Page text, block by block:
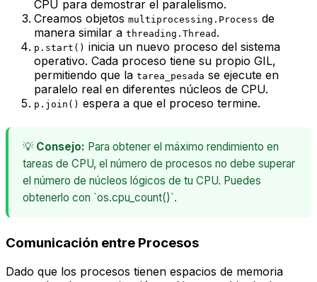
CPU para demostrar el paralelismo.
Creamos objetos multiprocessing.Process de
manera similar a threading.Thread .
p.start() inicia un nuevo proceso del sistema
operativo. Cada proceso tiene su propio GIL,
permitiendo que la tarea_pesada se ejecute en
paralelo real en diferentes núcleos de CPU.
p.join() espera a que el proceso termine.
💡 Consejo: Para obtener el máximo rendimiento en
tareas de CPU, el número de procesos no debe superar
el número de núcleos lógicos de tu CPU. Puedes
obtenerlo con `os.cpu_count()`.
Comunicación entre Procesos
Dado que los procesos tienen espacios de memoria